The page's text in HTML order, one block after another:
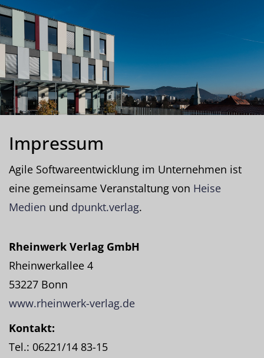
Impressum
Agile Softwareentwicklung im Unternehmen ist
eine gemeinsame Veranstaltung von Heise
Medien und dpunkt.verlag.
Rheinwerk Verlag GmbH
Rheinwerkallee 4
53227 Bonn
www.rheinwerk-verlag.de
Kontakt:
Tel.: 06221/14 83-15